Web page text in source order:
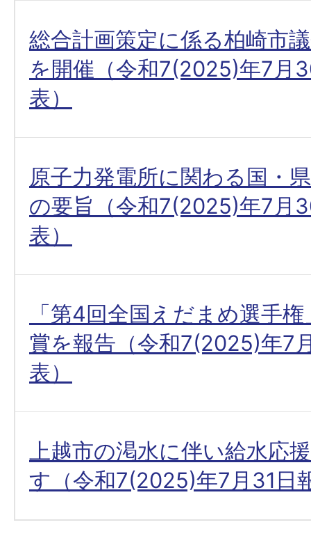
総合計画策定に係る柏崎市
を開催（令和7(2025)年7月
表）
原子力発電所に関わる国・
の要旨（令和7(2025)年7月
表）
「第4回全国えだまめ選手
賞を報告（令和7(2025)年7
表）
上越市の渇水に伴い給水応
す（令和7(2025)年7月31日